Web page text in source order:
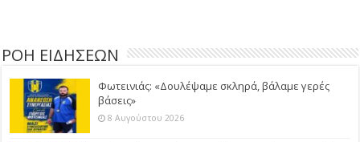
ΡΟΗ ΕΙΔΗΣΕΩΝ
Φωτεινιάς: «Δουλέψαμε σκληρά, βάλαμε γερές
βάσεις»
8 Αυγούστου 2026